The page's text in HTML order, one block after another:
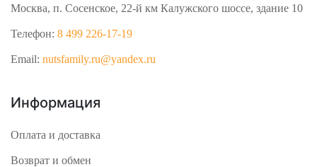
Москва, п. Сосенское, 22-й км Калужского шоссе, здание 10
Телефон: 8 499 226-17-19
Email: nutsfamily.ru@yandex.ru
Информация
Оплата и доставка
Возврат и обмен